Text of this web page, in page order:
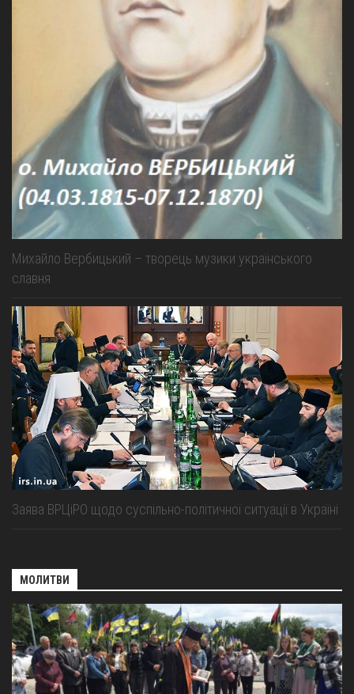
Михайло Вербицький – творець музики українського
славня
Заява ВРЦіРО щодо суспільно-політичної ситуації в Україні
МОЛИТВИ